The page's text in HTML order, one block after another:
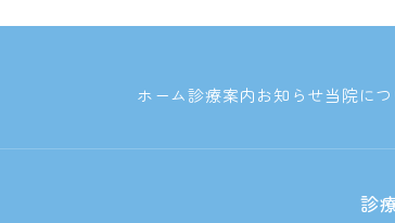
ホーム診療案内お知らせ当院に
診